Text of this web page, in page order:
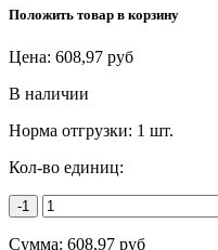
Положить товар в корзину
Цена: 608,97 руб
В наличии
Норма отгрузки: 1 шт.
Кол-во единиц:
-1
Сумма: 608,97 руб